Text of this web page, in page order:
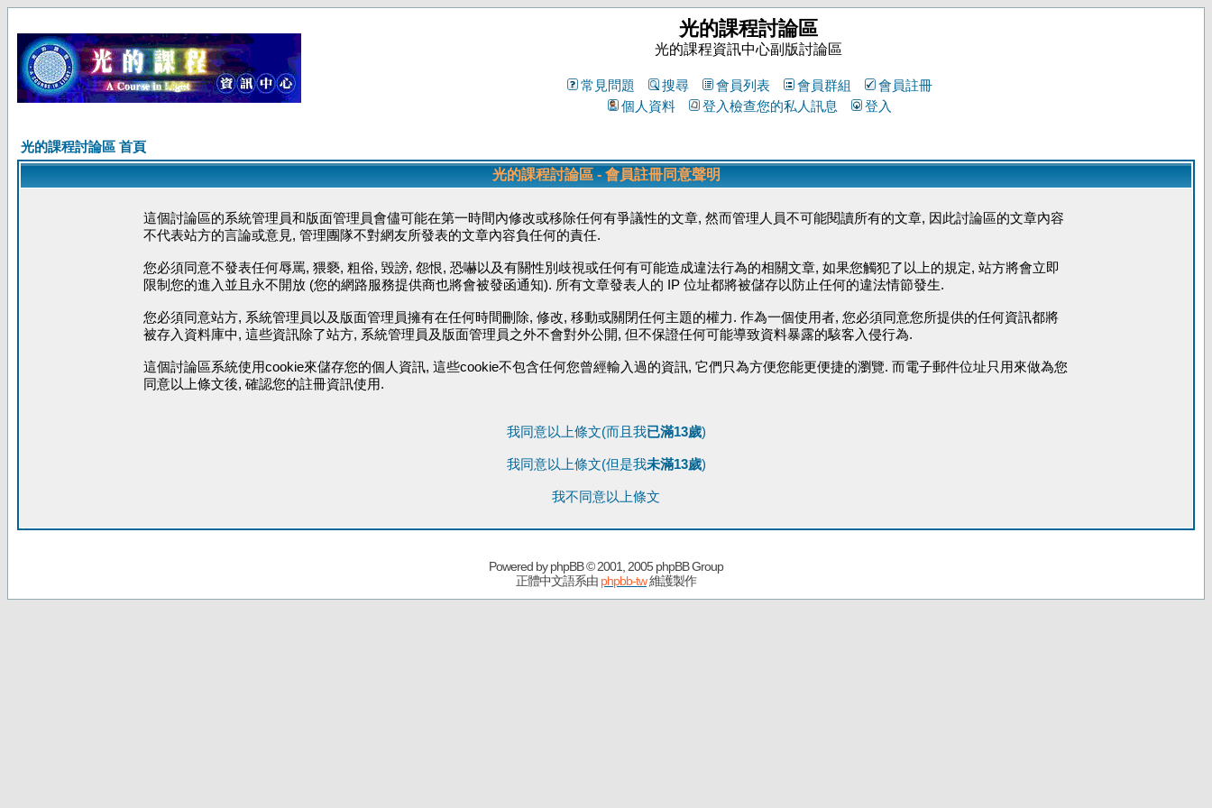
光的課程討論區
光的課程資訊中心副版討論區
常見問題 搜尋 會員列表 會員群組
會員註冊
個人資料
登入檢查您的私人訊息 登入
光的課程討論區 首頁
光的課程討論區 - 會員註冊同意聲明
這個討論區的系統管理員和版面管理員會儘可能在第一時間內修改或移除任何有爭議性的文章, 然而管理人員不可能閱讀所有的文章, 因此討論區的文章內容
不代表站方的言論或意見, 管理團隊不對網友所發表的文章內容負任何的責任.
您必須同意不發表任何辱罵, 猥褻, 粗俗, 毀謗, 怨恨, 恐嚇以及有關性別歧視或任何有可能造成違法行為的相關文章, 如果您觸犯了以上的規定, 站方將會立即
限制您的進入並且永不開放 (您的網路服務提供商也將會被發函通知). 所有文章發表人的 IP 位址都將被儲存以防止任何的違法情節發生.
您必須同意站方, 系統管理員以及版面管理員擁有在任何時間刪除, 修改, 移動或關閉任何主題的權力. 作為一個使用者, 您必須同意您所提供的任何資訊都將
被存入資料庫中, 這些資訊除了站方, 系統管理員及版面管理員之外不會對外公開, 但不保證任何可能導致資料暴露的駭客入侵行為.
這個討論區系統使用cookie來儲存您的個人資訊, 這些cookie不包含任何您曾經輸入過的資訊, 它們只為方便您能更便捷的瀏覽. 而電子郵件位址只用來做為您
同意以上條文後, 確認您的註冊資訊使用.
我同意以上條文(而且我已滿13歲)
我同意以上條文(但是我未滿13歲)
我不同意以上條文
Powered byphpBB© 2001, 2005 phpBB Group
正體中文語系由 phpbb-tw維護製作